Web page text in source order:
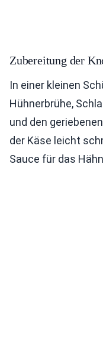
Zubereitung der
In einer kleinen
Hühnerbrühe,
und den
der Käse leicht
Sauce für das